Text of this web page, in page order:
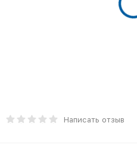
Написать отзыв